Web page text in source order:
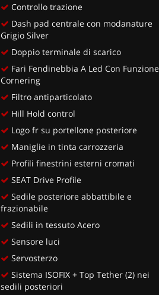
Controllo trazione
Dash pad centrale con modanature
Grigio Silver
Doppio terminale di scarico
Fari Fendinebbia A Led Con Funzione
Cornering
Filtro antiparticolato
Hill Hold control
Logo fr su portellone posteriore
Maniglie in tinta carrozzeria
Profili finestrini esterni cromati
SEAT Drive Profile
Sedile posteriore abbattibile e
frazionabile
Sedili in tessuto Acero
Sensore luci
Servosterzo
Sistema ISOFIX + Top Tether (2) nei
sedili posteriori